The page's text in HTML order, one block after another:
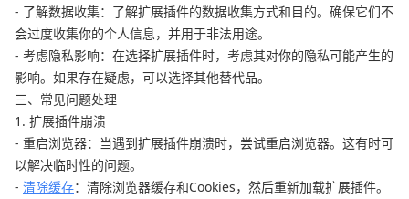
- 了解数据收集：了解扩展插件的数据收集方式和目的。确保它们不
会过度收集你的个人信息，并用于非法用途。
- 考虑隐私影响：在选择扩展插件时，考虑其对你的隐私可能产生的
影响。如果存在疑虑，可以选择其他替代品。
三、常见问题处理
1. 扩展插件崩溃
- 重启浏览器：当遇到扩展插件崩溃时，尝试重启浏览器。这有时可
以解决临时性的问题。
- 清除缓存：清除浏览器缓存和Cookies，然后重新加载扩展插件。